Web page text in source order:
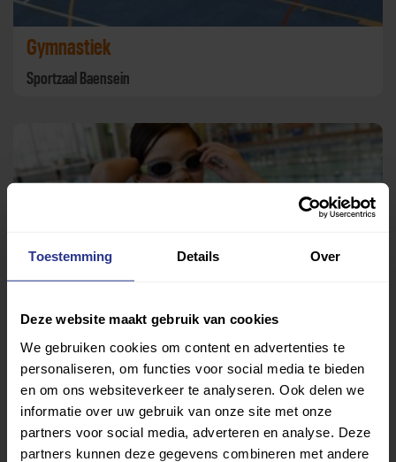
Toestemming Details Over
Deze website maakt gebruik van cookies
We gebruiken cookies om content en advertenties te
personaliseren, om functies voor social media te bieden
en om ons websiteverkeer te analyseren. Ook delen we
informatie over uw gebruik van onze site met onze
partners voor social media, adverteren en analyse. Deze
partners kunnen deze gegevens combineren met andere
Gymnastiek
Sportzaal Baensein
Zwemmen
Zwembad De Kûpe
Terug